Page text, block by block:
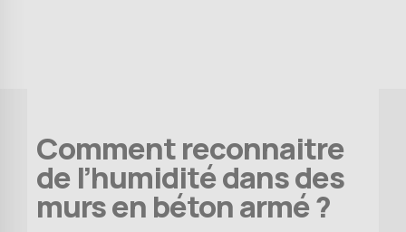
Comment reconnaitre
de l’humidité dans des
murs en béton armé ?